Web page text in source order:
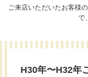
ご来店いただいたお客様
で
H30年〜H32年